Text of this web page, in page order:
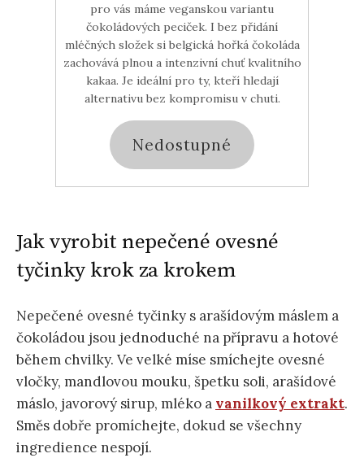
pro vás máme veganskou variantu
čokoládových peciček. I bez přidání
mléčných složek si belgická hořká čokoláda
zachovává plnou a intenzivní chuť kvalitního
kakaa. Je ideální pro ty, kteří hledají
alternativu bez kompromisu v chuti.
Nedostupné
Jak vyrobit nepečené ovesné
tyčinky krok za krokem
Nepečené ovesné tyčinky s arašídovým máslem a
čokoládou jsou jednoduché na přípravu a hotové
během chvilky. Ve velké míse smíchejte ovesné
vločky, mandlovou mouku, špetku soli, arašídové
máslo, javorový sirup, mléko a vanilkový extrakt.
Směs dobře promíchejte, dokud se všechny
ingredience nespojí.